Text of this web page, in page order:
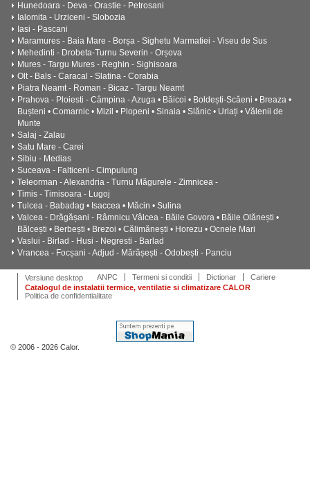
Hunedoara - Deva - Orastie - Petrosani
Ialomita - Urziceni - Slobozia
Iasi - Pascani
Maramures - Baia Mare - Borșa - Sighetu Marmatiei - Viseu de Sus
Mehedinti - Drobeta-Turnu Severin - Orșova
Mures - Targu Mures - Reghin - Sighisoara
Olt - Bals - Caracal - Slatina - Corabia
Piatra Neamt - Roman - Bicaz - Targu Neamt
Prahova - Ploiesti - Câmpina - Azuga • Băicoi • Boldești-Scăeni • Breaza •
Bușteni • Comarnic • Mizil • Plopeni • Sinaia • Slănic • Urlați • Vălenii de
Munte
Salaj - Zalau
Satu Mare - Carei
Sibiu - Medias
Suceava - Falticeni - Cimpulung
Teleorman - Alexandria - Turnu Măgurele - Zimnicea -
Timis - Timisoara - Lugoj
Tulcea - Babadag • Isaccea • Măcin • Sulina
Valcea - Drăgășani - Râmnicu Vâlcea - Băile Govora • Băile Olănești •
Bălcești • Berbești • Brezoi • Călimănești • Horezu • Ocnele Mari
Vaslui - Birlad - Husi - Negresti - Barlad
Vrancea - Focșani - Adjud - Mărășești - Odobești - Panciu
Versiune desktop ANPC Termeni si conditii Dictionar
Cariere
Catalogul de instalatii termice, ventilatie si climatizare CALOR
Politica de confidentialitate
© 2006 - 2026 Calor.